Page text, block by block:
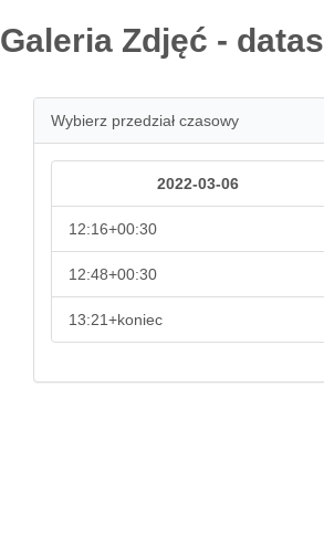
Galeria Zdjęć -
Wybierz przedział czasowy
2022-03-06
12:16+00:30
12:48+00:30
13:21+koniec